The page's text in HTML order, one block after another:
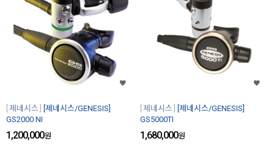
제네시스
[제네시스/GENESIS]
GS2000 NI
1,200,000원
제네시스
[제네시스/GENESIS]
GS5000TI
1,680,000원